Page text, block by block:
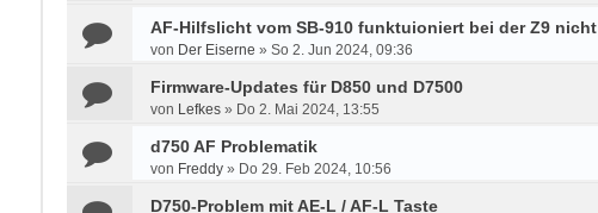
AF-Hilfslicht vom SB-910 funktuioniert bei der Z9 nicht
von Der Eiserne » So 2. Jun 2024, 09:36
Firmware-Updates für D850 und D7500
von Lefkes» Do 2. Mai 2024, 13:55
d750 AF Problematik
von Freddy» Do 29. Feb 2024, 10:56
D750-Problem mit AE-L / AF-L Taste